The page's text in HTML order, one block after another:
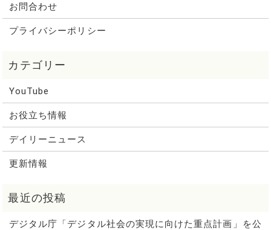
お問合わせ
プライバシーポリシー
YouTube
お役立ち情報
デイリーニュース
更新情報
デジタル庁「デジタル社会の実現に向けた重点計画」を公